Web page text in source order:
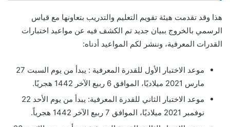
هذا وقد تقدمت هيئة تقويم التعليم والتدريب بتعاونها مع قياس
الرسمي بالخروج ببيان جديد تم الكشف فيه عن مواعيد اختبارات
القدرات المعرفية، وننشر لكم المواعيد أدناه:
موعد الاختبار الأول للقدرة المعرفية : يبدأ من يوم السبت 27
مارس 2021 ميلاديًا، الموافق 6 ربيع الآخر 1442 هجريًا.
موعد الاختبار الثاني للقدرة المعرفية: يبدأ من يوم الأحد 22
نوفمبر 2021 ميلاديًا، الموافق 7 ربيع الآخر 1442 هجرياً.